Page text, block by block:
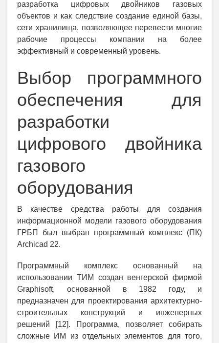
разработка цифровых двойников газовых
объектов и как следствие создание единой базы,
сети хранилища, позволяющее перевести многие
рабочие процессы компании на более
эффективный и современный уровень.
Выбор программного
обеспечения для
разработки
цифрового двойника
газового
оборудования
В качестве средства работы для создания
информационной модели газового оборудования
ГРБП был выбран программный комплекс (ПК)
Archicad 22.
Программный комплекс основанный на
использовании ТИМ создан венгерской фирмой
Graphisoft, основанной в 1982 году, и
предназначен для проектирования архитектурно-
строительных конструкций и инженерных
решений [12]. Программа, позволяет собирать
сложные ИМ из отдельных элементов для того,